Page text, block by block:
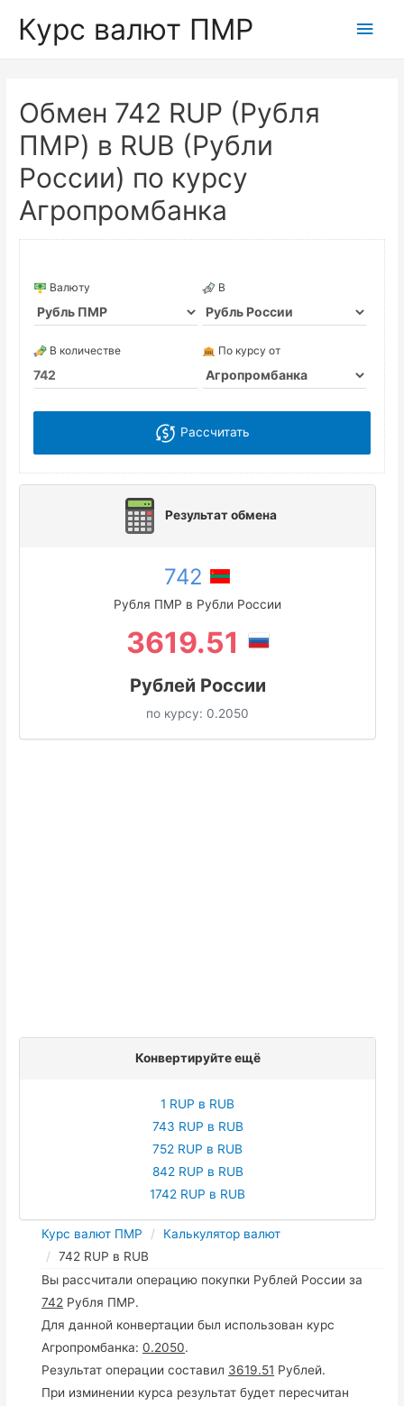
Курс валют ПМР
Обмен 742 RUP (Рубля
ПМР) в RUB (Рубли
России) по курсу
Агропромбанка
Валюту В
В количестве По курсу от
Рассчитать
Результат обмена
742
Рубля ПМР в Рубли России
3619.51
Рублей России
по курсу: 0.2050
Конвертируйте ещё
1 RUP в RUB
743 RUP в RUB
752 RUP в RUB
842 RUP в RUB
1742 RUP в RUB
Курс валют ПМР
Калькулятор валют
742 RUP в RUB
Вы рассчитали операцию покупки Рублей России за
742 Рубля ПМР.
Для данной конвертации был использован курс
Агропромбанка:0.2050.
Результат операции составил 3619.51 Рублей.
При изминении курса результат будет пересчитан